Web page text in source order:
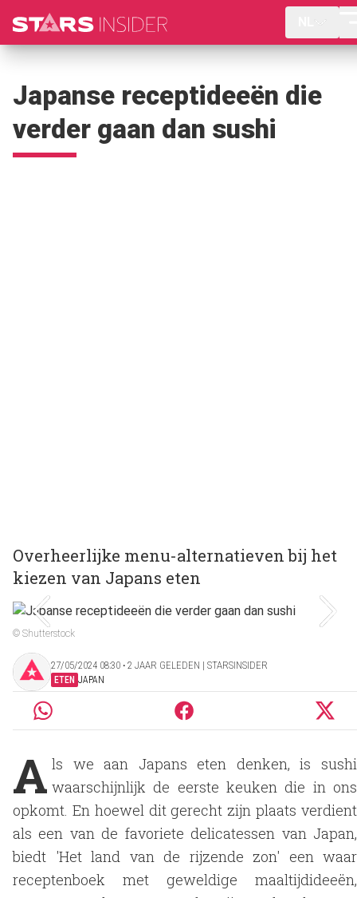
Japanse receptideeën die
verder gaan dan sushi
Overheerlijke menu-alternatieven bij het
kiezen van Japans eten
© Shutterstock
27/05/2024 08:30 ‧ 2 JAAR GELEDEN | STARSINSIDER
ETEN JAPAN
A ls we aan Japans eten denken, is sushi
waarschijnlijk de eerste keuken die in ons
opkomt. En hoewel dit gerecht zijn plaats verdient
als een van de favoriete delicatessen van Japan,
biedt 'Het land van de rijzende zon' een waar
receptenboek met geweldige maaltijdideeën,